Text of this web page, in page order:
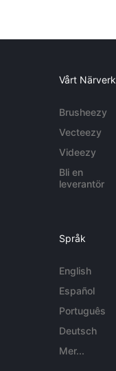
Vårt Närverk
Brusheezy
Vecteezy
Videezy
Bli en
leverantör
Språk
English
Español
Português
Deutsch
Mer...